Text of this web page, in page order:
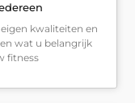
kwaliteiten en
wat u belangrijk
fitness